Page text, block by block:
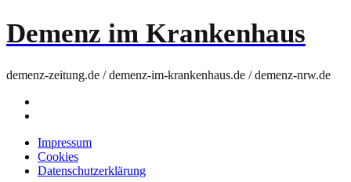
Demenz im Krankenhaus
demenz-zeitung.de / demenz-im-krankenhaus.de / demenz-nrw.de
Impressum
Cookies
Datenschutzerklärung